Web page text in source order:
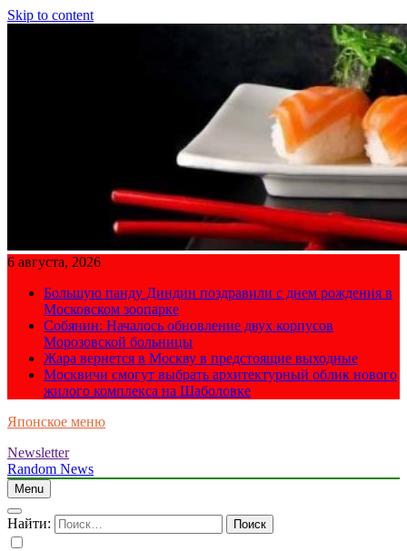
Skip to content
6 августа, 2026
Большую панду Диндин поздравили с днем рождения в
Московском зоопарке
Собянин: Началось обновление двух корпусов
Морозовской больницы
Жара вернется в Москву в предстоящие выходные
Москвичи смогут выбрать архитектурный облик нового
жилого комплекса на Шаболовке
Японское меню
Newsletter
Random News
Menu
Найти: